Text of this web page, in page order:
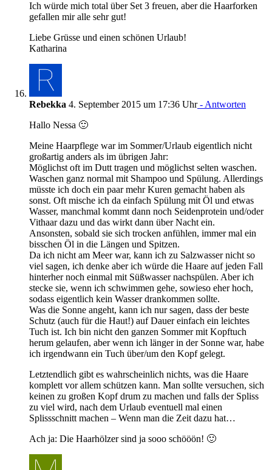
Ich würde mich total über Set 3 freuen, aber die Haarforken
gefallen mir alle sehr gut!
Liebe Grüsse und einen schönen Urlaub!
Katharina
Rebekka 4. September 2015 um 17:36 Uhr- Antworten
Hallo Nessa 🙂
Meine Haarpflege war im Sommer/Urlaub eigentlich nicht
großartig anders als im übrigen Jahr:
Möglichst oft im Dutt tragen und möglichst selten waschen.
Waschen ganz normal mit Shampoo und Spülung. Allerdings
müsste ich doch ein paar mehr Kuren gemacht haben als
sonst. Oft mische ich da einfach Spülung mit Öl und etwas
Wasser, manchmal kommt dann noch Seidenprotein und/oder
Vithaar dazu und das wirkt dann über Nacht ein.
Ansonsten, sobald sie sich trocken anfühlen, immer mal ein
bisschen Öl in die Längen und Spitzen.
Da ich nicht am Meer war, kann ich zu Salzwasser nicht so
viel sagen, ich denke aber ich würde die Haare auf jeden Fall
hinterher noch einmal mit Süßwasser nachspülen. Aber ich
stecke sie, wenn ich schwimmen gehe, sowieso eher hoch,
sodass eigentlich kein Wasser drankommen sollte.
Was die Sonne angeht, kann ich nur sagen, dass der beste
Schutz (auch für die Haut!) auf Dauer einfach ein leichtes
Tuch ist. Ich bin nicht den ganzen Sommer mit Kopftuch
herum gelaufen, aber wenn ich länger in der Sonne war, habe
ich irgendwann ein Tuch über/um den Kopf gelegt.
Letztendlich gibt es wahrscheinlich nichts, was die Haare
komplett vor allem schützen kann. Man sollte versuchen, sich
keinen zu großen Kopf drum zu machen und falls der Spliss
zu viel wird, nach dem Urlaub eventuell mal einen
Splissschnitt machen – Wenn man die Zeit dazu hat…
Ach ja: Die Haarhölzer sind ja sooo schööön! 🙂